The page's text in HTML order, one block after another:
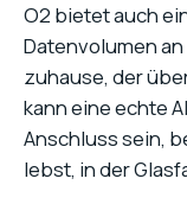
O2 bietet auch
Datenvolumen
zuhause, der
kann eine echte
Anschluss sein,
lebst, in der